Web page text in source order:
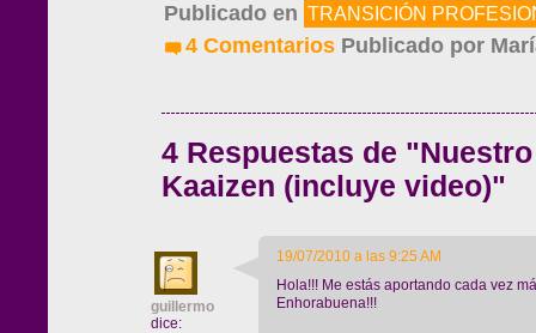
Publicado en TRANSICIÓN
4 Comentarios Publicado por
4 Respuestas de
Kaaizen (incluye video)"
guillermo
dice:
19/07/2010 a las 9:25 AM
Hola!!! Me estás aportando cada vez
Enhorabuena!!!